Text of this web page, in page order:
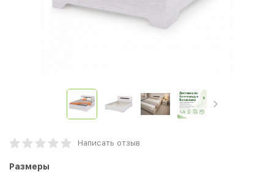
Написать отзыв
Размеры